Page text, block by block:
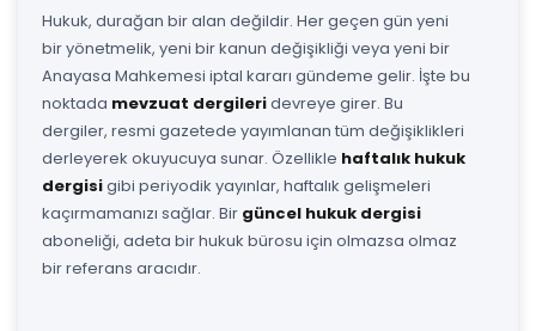
Hukuk, durağan bir alan değildir. Her geçen gün yeni
bir yönetmelik, yeni bir kanun değişikliği veya yeni bir
Anayasa Mahkemesi iptal kararı gündeme gelir. İşte bu
noktada mevzuat dergileridevreye girer. Bu
dergiler, resmi gazetede yayımlanan tüm değişiklikleri
derleyerek okuyucuya sunar. Özellikle haftalık hukuk
dergisigibi periyodik yayınlar, haftalık gelişmeleri
kaçırmamanızı sağlar. Bir güncel hukuk dergisi
aboneliği, adeta bir hukuk bürosu için olmazsa olmaz
bir referans aracıdır.